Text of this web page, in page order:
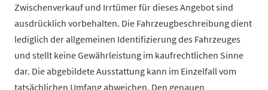
Zwischenverkauf und Irrtümer für dieses Angebot sind
ausdrücklich vorbehalten. Die Fahrzeugbeschreibung dient
lediglich der allgemeinen Identifizierung des Fahrzeuges
und stellt keine Gewährleistung im kaufrechtlichen Sinne
dar. Die abgebildete Ausstattung kann im Einzelfall vom
tatsächlichen Umfang abweichen. Den genauen